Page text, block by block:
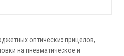
оптических прицелов,
на пневматическое и